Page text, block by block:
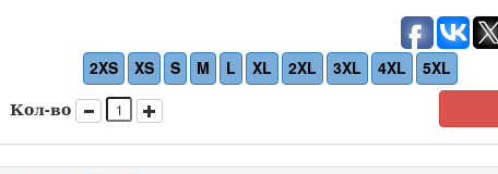
2XS XS S M L XL 2XL 3XL 4XL
5XL
Кол-во